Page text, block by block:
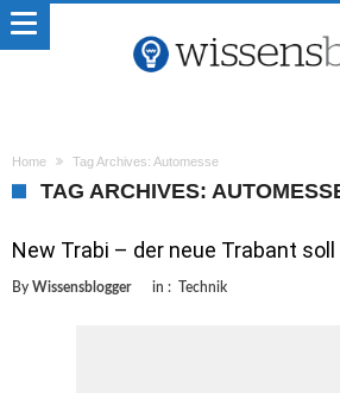
Home Tag Archives: Automesse
TAG ARCHIVES:
New Trabi – der neue Trabant soll
By Wissensblogger in : Technik